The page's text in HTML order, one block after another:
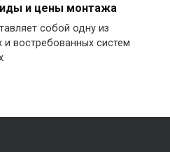
и цены монтажа
собой одну из
и востребованных систем